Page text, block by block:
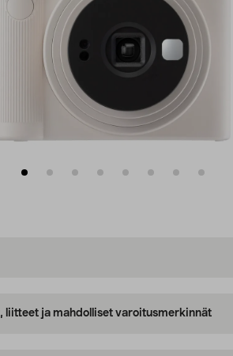
liitteet ja mahdolliset varoitusmerkinnät